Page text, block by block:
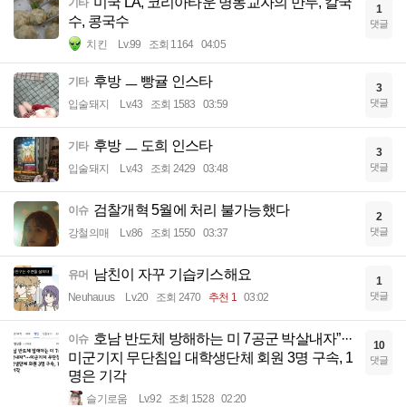
기타
수, 콩국수
치킨 Lv.99 조회 1164 04:05
1
댓글
기타 후방 ㅡ 빵귤 인스타
입술돼지 Lv.43 조회 1583 03:59
3
댓글
기타 후방 ㅡ 도희 인스타
입술돼지 Lv.43 조회 2429 03:48
3
댓글
이슈 검찰개혁 5월에 처리 불가능했다
강철의매 Lv.86 조회 1550 03:37
2
댓글
유머 남친이 자꾸 기습키스해요
Neuhauus Lv.20 조회 2470 추천 1 03:02
1
댓글
이슈 호남 반도체 방해하는 미 7공군 박살내자”···
미군기지 무단침입 대학생단체 회원 3명 구속, 1
명은 기각
슬기로움 Lv.92 조회 1528 02:20
10
댓글